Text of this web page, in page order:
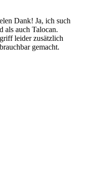
Dank! Ja, ich such
als auch Talocan.
leider zusätzlich
gemacht.